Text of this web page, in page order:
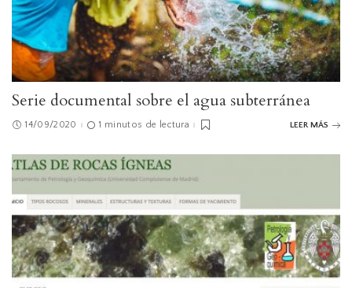
Serie documental sobre el agua subterránea
14/09/2020 1 minutos de lectura LEER MÁS